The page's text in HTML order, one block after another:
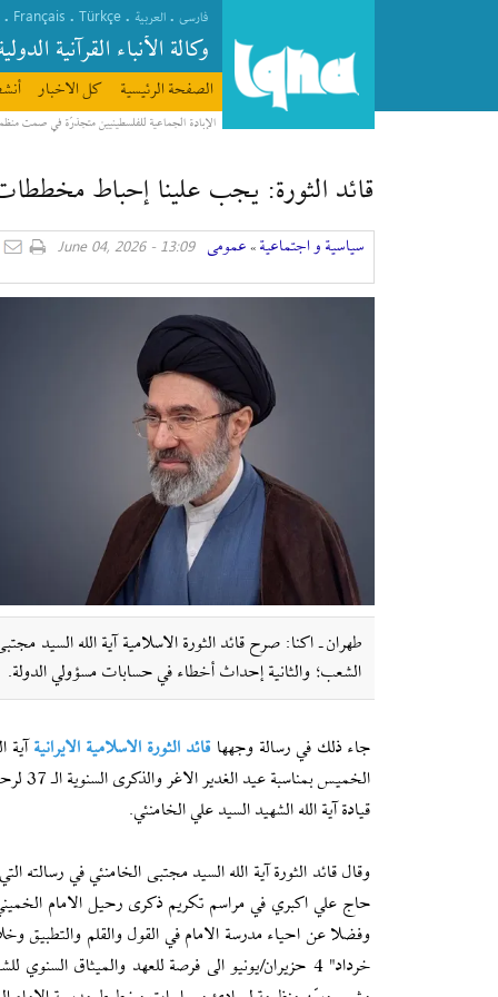
فارسی . العربیة .
Türkçe
.
Français
.
وکالة الأنباء القرآنیة
الصفحة الرئیسیة كل الاخبار
الإبادة الجماعية للفلسطينيين متجذرّة في صمت
قائد الثورة: يجب علينا إحباط
سیاسیة و اجتماعیة » عمومی 13:09 - June 04, 2026
طهران ـ اکنا: صرح قائد الثورة الاسلامية آية الله السيد
الشعب؛ والثانية إحداث أخطاء في حسابات مسؤولي الدولة.
جاء ذلك في رسالة وجههاقائد الثورة الاسلامية الايرانية آیة
الخميس
قيادة آیة الله الشهيد السيد علي الخامنئي.
وقال قائد الثورة آیة الله السيد مجتبى الخامنئي في رسالته
حاج علي اكبري في مراسم تكريم ذكرى رحيل الامام
خرداد" 4 حزيران/يونيو الى فرصة للعهد والميثاق